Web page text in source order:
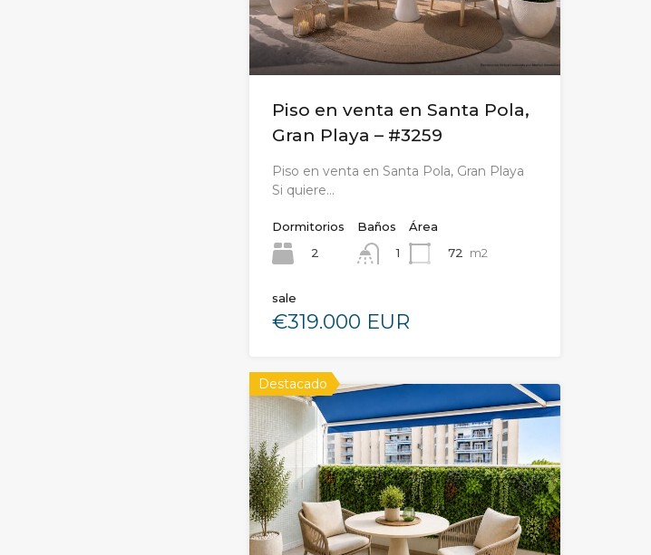
Piso en venta en Santa Pola,
Gran Playa – #3259
Piso en venta en Santa Pola, Gran Playa
Si quiere…
Dormitorios
2
Baños
1
Área
72
m2
sale
€319.000 EUR
Destacado